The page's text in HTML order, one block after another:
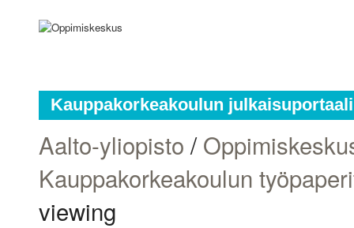
Kauppakorkeakoulun julkaisuportaali
Aalto-yliopisto /
Kauppakorkeakoulun
viewing